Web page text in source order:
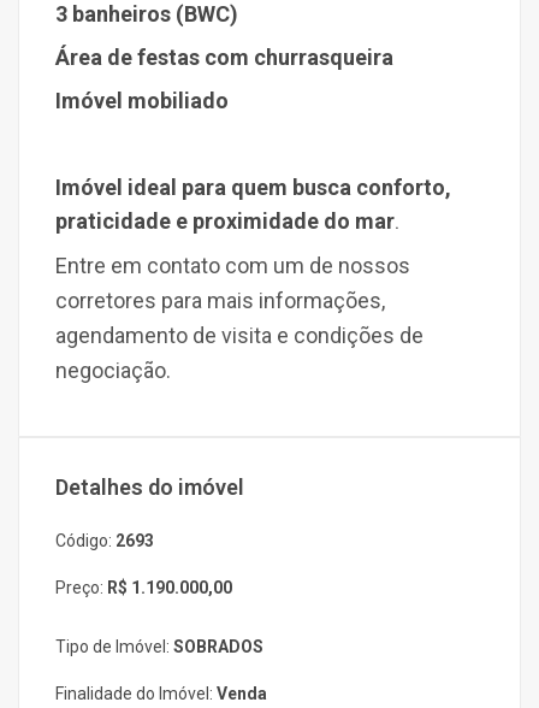
3 banheiros (BWC)
Área de festas com churrasqueira
Imóvel mobiliado
Imóvel ideal para quem busca conforto,
praticidade e proximidade do mar.
Entre em contato com um de nossos
corretores para mais informações,
agendamento de visita e condições de
negociação.
Detalhes do imóvel
Código: 2693
Preço: R$ 1.190.000,00
Tipo de Imóvel: SOBRADOS
Finalidade do Imóvel: Venda